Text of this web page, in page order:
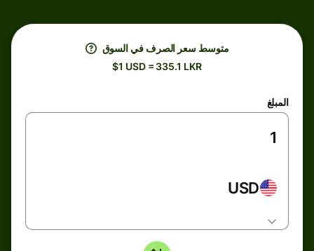
متوسط ​​سعر الصرف في السوق
$1 USD = 335.1 LKR
المبلغ
USD